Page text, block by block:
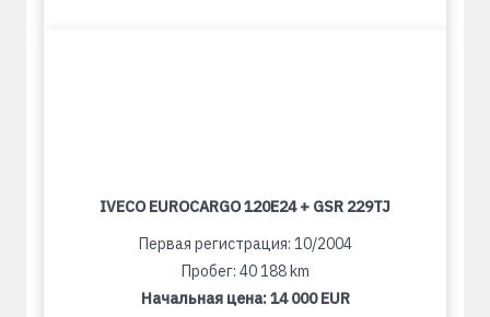
IVECO EUROCARGO 120E24 + GSR 229TJ
Первая регистрация: 10/2004
Пробег: 40 188 km
Начальная цена:14 000 EUR